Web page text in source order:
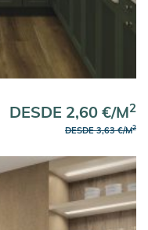
DESDE 2,60 €/M2
DESDE 3,63 €/M2